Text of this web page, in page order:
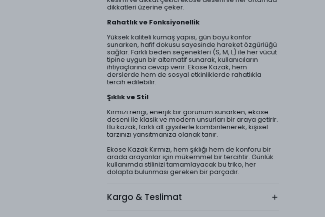
dikkatleri üzerine çeker.
Rahatlık ve Fonksiyonellik
Yüksek kaliteli kumaş yapısı, gün boyu konfor
sunarken, hafif dokusu sayesinde hareket özgürlüğü
sağlar. Farklı beden seçenekleri (S, M, L) ile her vücut
tipine uygun bir alternatif sunarak, kullanıcıların
ihtiyaçlarına cevap verir. Ekose Kazak, hem
derslerde hem de sosyal etkinliklerde rahatlıkla
tercih edilebilir.
Şıklık ve Stil
Kırmızı rengi, enerjik bir görünüm sunarken, ekose
deseni ile klasik ve modern unsurları bir araya getirir.
Bu kazak, farklı alt giysilerle kombinlenerek, kişisel
tarzınızı yansıtmanıza olanak tanır.
Ekose Kazak Kırmızı, hem şıklığı hem de konforu bir
arada arayanlar için mükemmel bir tercihtir. Günlük
kullanımda stilinizi tamamlayacak bu triko, her
dolapta bulunması gereken bir parçadır.
Kargo & Teslimat